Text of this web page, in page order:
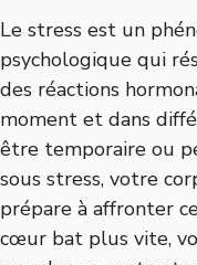
Le stress est un
psychologique qui
des réactions
moment et dans
être temporaire ou
sous stress, votre
prépare à affronter
cœur bat plus vite,